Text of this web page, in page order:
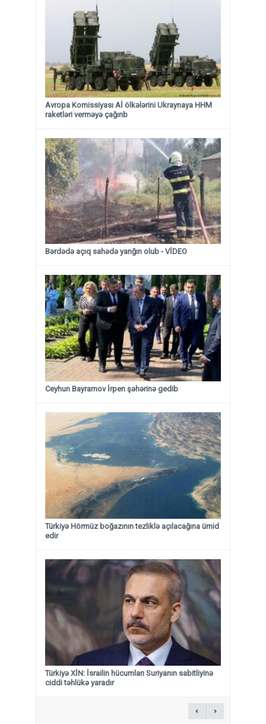
Avropa Komissiyası Aİ ölkələrini Ukraynaya HHM
raketləri verməyə çağırıb
Bərdədə açıq sahədə yanğın olub - VİDEO
Ceyhun Bayramov İrpen şəhərinə gedib
Türkiyə Hörmüz boğazının tezliklə açılacağına ümid
edir
Türkiyə XİN: İsrailin hücumları Suriyanın sabitliyinə
ciddi təhlükə yaradır